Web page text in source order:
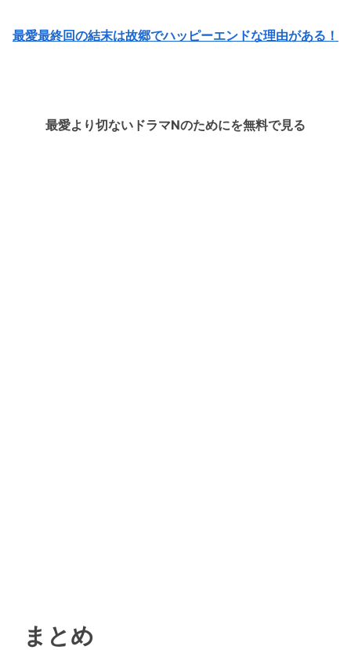
最愛最終回の結末は故郷でハッピーエンドな理由がある！
最愛より切ないドラマNのためにを無料で見る
まとめ